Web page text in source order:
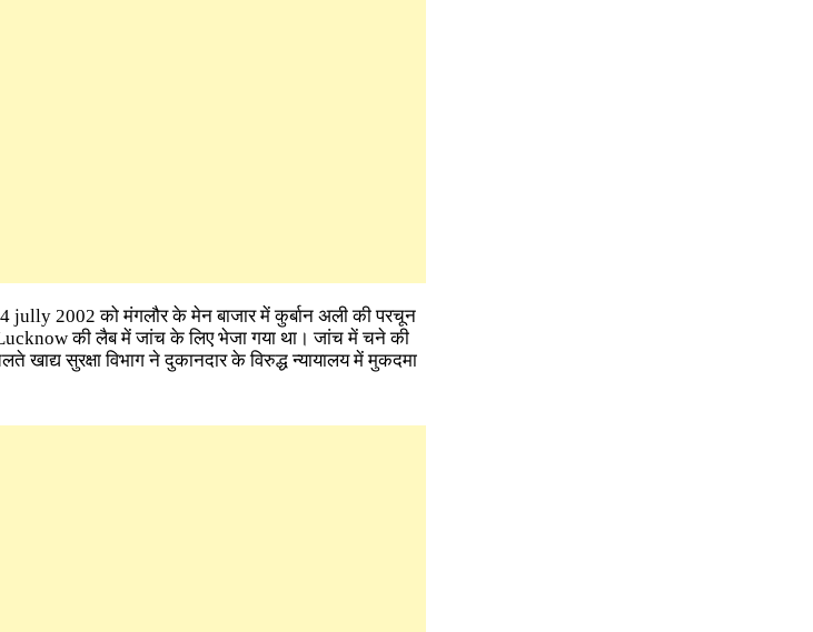
jully 2002 को मंगलौर के मेन बाजार में कुर्बान अली की परचून
की लैब में जांच के लिए भेजा गया था। जांच में चने की
खाद्य सुरक्षा विभाग ने दुकानदार के विरुद्ध न्यायालय में मुकदमा